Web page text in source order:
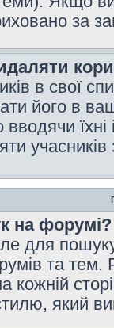
за
в свої
його в
вводячи
учасників
на форумі?
для
та
кожній
який